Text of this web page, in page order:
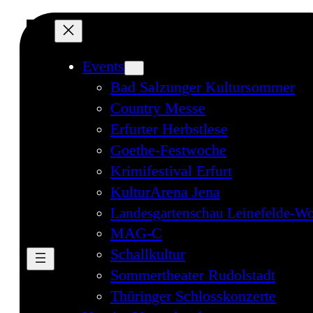
Events
Bad Salzunger Kultursommer
Country Messe
Erfurter Herbstlese
Goethe-Festwoche
Krimifestival Erfurt
KulturArena Jena
Landesgartenschau Leinefelde-
MAG-C
Schallkultur
Sommertheater Rudolstadt
Thüringer Schlosskonzerte